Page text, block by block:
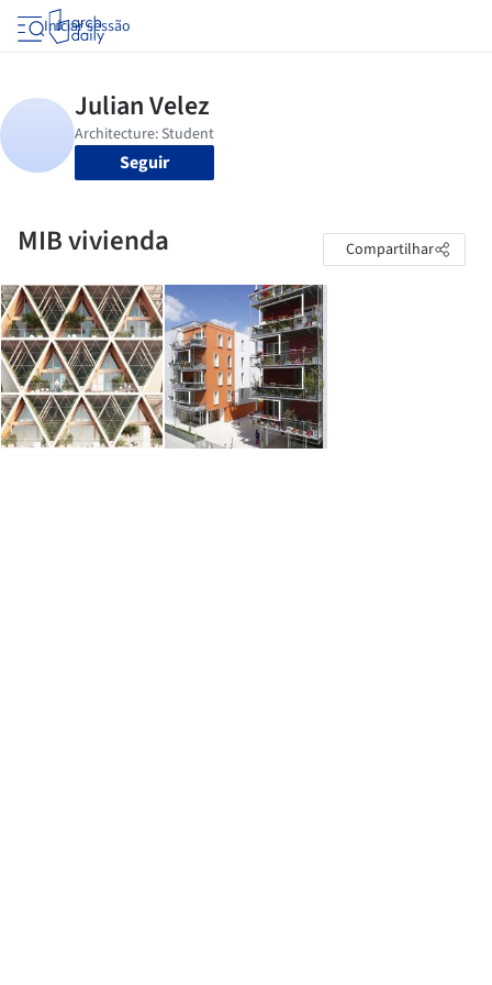
Iniciar sessão
Seguir
MIB vivienda Compartilhar